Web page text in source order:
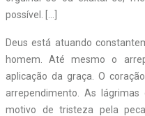
possível. […]
Deus está atuando
homem. Até mesmo o
aplicação da graça. O
arrependimento. As
motivo de tristeza pela